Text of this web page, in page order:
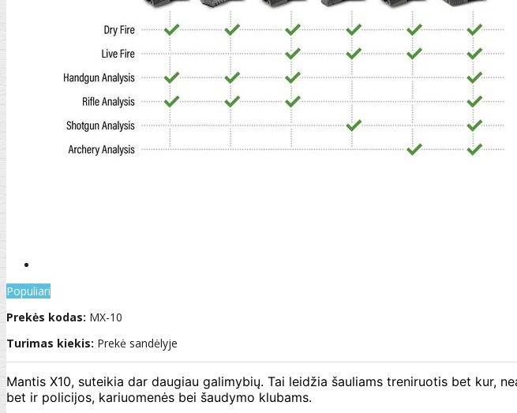
Populiari
Prekės kodas: MX-10
Turimas kiekis: Prekė sandėlyje
Mantis X10, suteikia dar daugiau galimybių. Tai leidžia šauliams treniruotis bet kur,
bet ir policijos, kariuomenės bei šaudymo klubams.